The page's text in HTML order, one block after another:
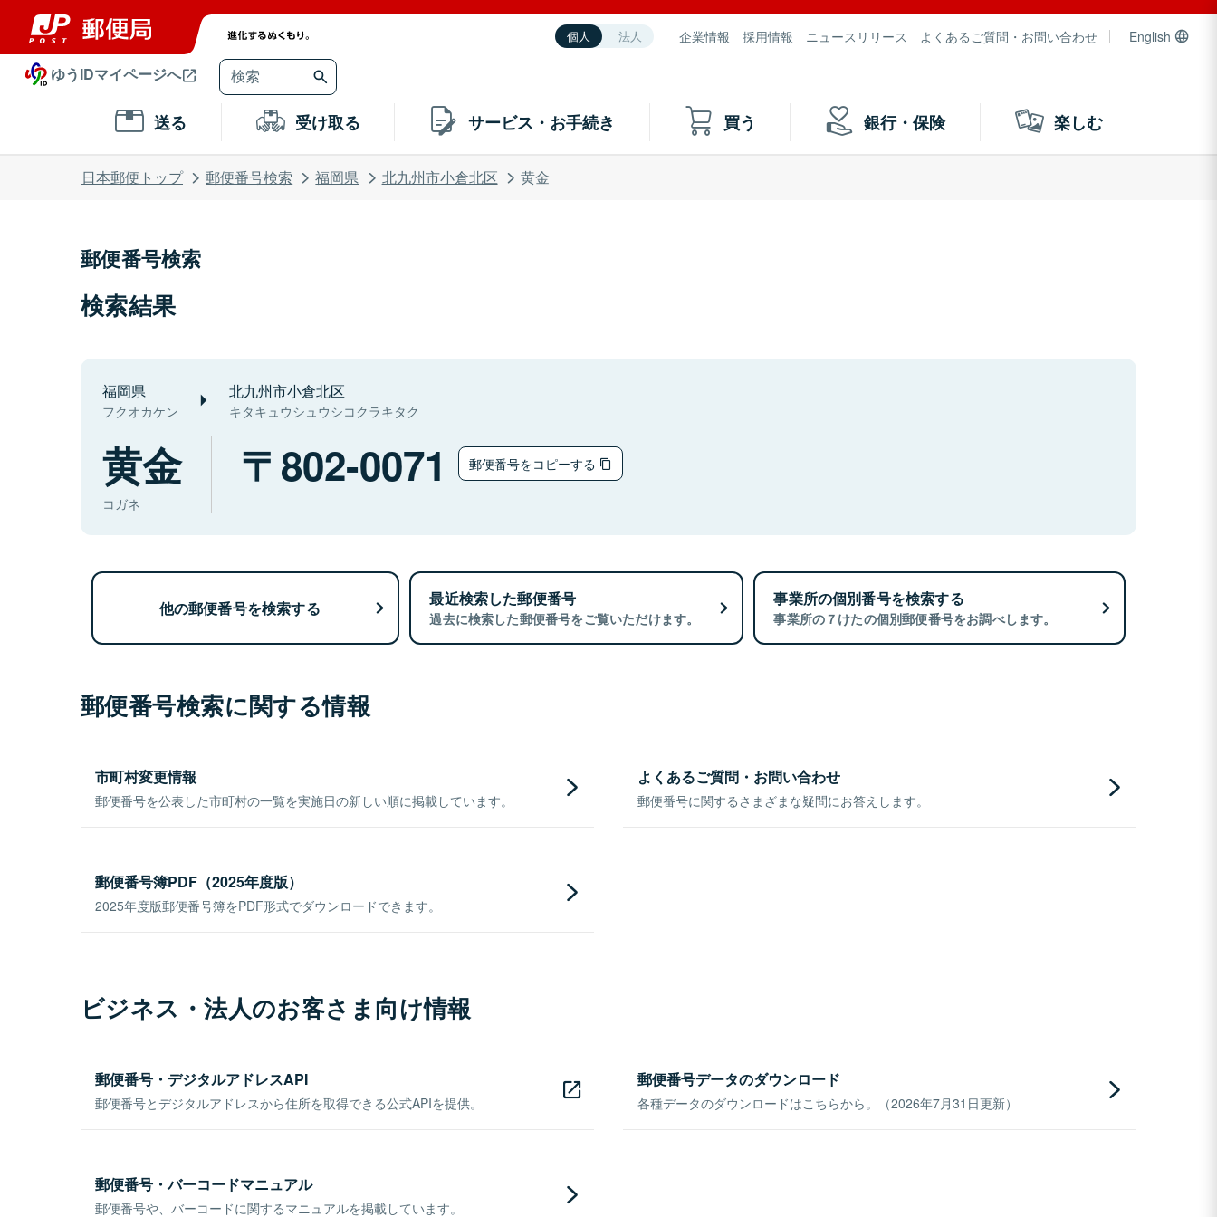
個人 法人 企業情報 採用情報 ニュースリリース よくあるご質問・お問い合わせ English
ゆうIDマイページへ
送る 受け取る サービス・お手続き 買う 銀行・保険 楽しむ
日本郵便トップ 郵便番号検索 福岡県 北九州市小倉北区 黄金
郵便番号検索
検索結果
福岡県
フクオカケン
北九州市小倉北区
キタキュウシュウシコクラキタク
黄金
コガネ
802-0071 郵便番号をコピーする
他の郵便番号を検索する 最近検索した郵便番号
過去に検索した郵便番号をご覧いただけます。
事業所の個別番号を検索する
事業所の７けたの個別郵便番号をお調べします。
郵便番号検索に関する情報
市町村変更情報
郵便番号を公表した市町村の一覧を実施日の新しい順に掲載しています。
よくあるご質問・お問い合わせ
郵便番号に関するさまざまな疑問にお答えします。
郵便番号簿PDF（2025年度版）
2025年度版郵便番号簿をPDF形式でダウンロードできます。
ビジネス・法人のお客さま向け情報
郵便番号・デジタルアドレスAPI
郵便番号とデジタルアドレスから住所を取得できる公式APIを提供。
郵便番号データのダウンロード
各種データのダウンロードはこちらから。（2026年7月31日更新）
郵便番号・バーコードマニュアル
郵便番号や、バーコードに関するマニュアルを掲載しています。